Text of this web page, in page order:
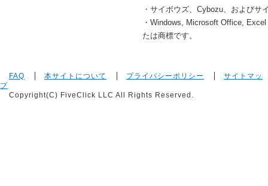
・サイボウズ、Cybozu、および
・ Windows, Microsoft Office,
たは商標です。
FAQ 本サイトについて プライバシーポリシー
サイトマッ
プ
Copyright(C) FiveClick LLC All Rights Reserved.